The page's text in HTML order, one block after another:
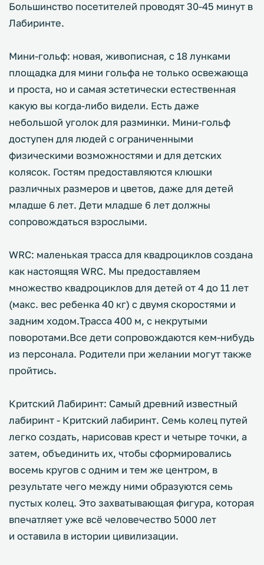
Большинство посетителей проводят 30-45 минут в
Лабиринте.
Мини-гольф: новая, живописная, с 18 лунками
площадка для мини гольфа не только освежающа
и проста, но и самая эстетически естественная
какую вы когда-либо видели. Есть даже
небольшой уголок для разминки. Мини-гольф
доступен для людей с ограниченными
физическими возможностями и для детских
колясок. Гостям предоставляются клюшки
различных размеров и цветов, даже для детей
младше 6 лет. Дети младше 6 лет должны
сопровождаться взрослыми.
WRC: маленькая трасса для квадроциклов создана
как настоящяя WRC. Мы предоставляем
множество квадроциклов для детей от 4 до 11 лет
(макс. вес ребенка 40 кг) с двумя скоростями и
задним ходом.Трасса 400 м, с некрутыми
поворотами.Все дети сопровождаются кем-нибудь
из персонала. Родители при желании могут также
пройтись.
Критский Лабиринт: Самый древний известный
лабиринт - Критский лабиринт. Семь колец путей
легко создать, нарисовав крест и четыре точки, а
затем, объединить их, чтобы сформировались
восемь кругов с одним и тем же центром, в
результате чего между ними образуются семь
пустых колец. Это захватывающая фигура, которая
впечатляет уже всё человечество 5000 лет
и оставила в истории цивилизации.